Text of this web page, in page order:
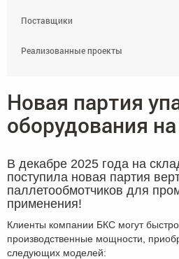
Поставщики
Реализованные проекты
Новая партия
оборудования
В декабре 2025 года на
поступила новая партия
паллетообмотчиков для
применения!
Клиенты компании БКС могут
производственные мощности,
следующих моделей: